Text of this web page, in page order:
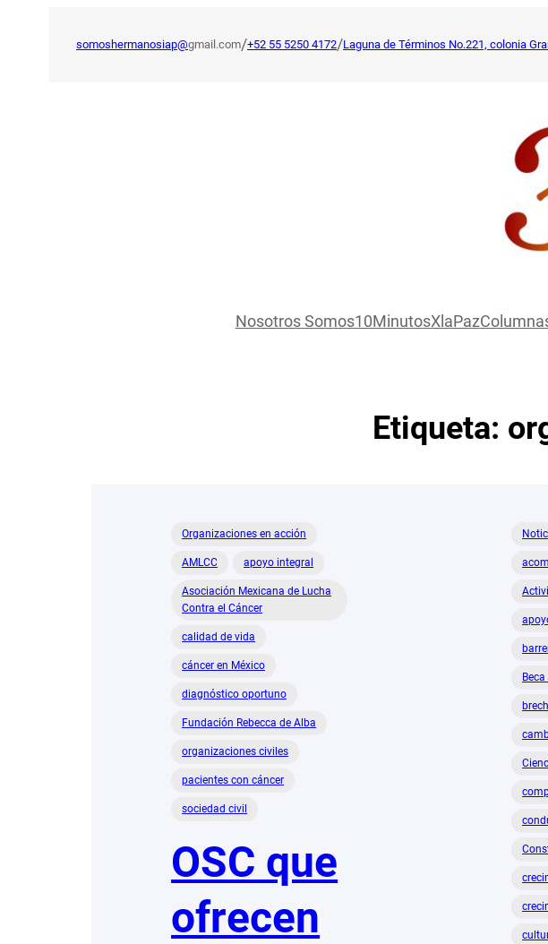
somoshermanosiap@gmail.com/+52 55 5250 4172/Laguna de Términos No.221, colonia
Nosotros Somos10MinutosXlaPaz
Etiqueta:
Organizaciones en acción
AMLCC apoyo integral
Asociación Mexicana de Lucha
Contra el Cáncer
calidad de vida
cáncer en México
diagnóstico oportuno
Fundación Rebecca de Alba
organizaciones civiles
pacientes con cáncer
sociedad civil
OSC que
ofrecen